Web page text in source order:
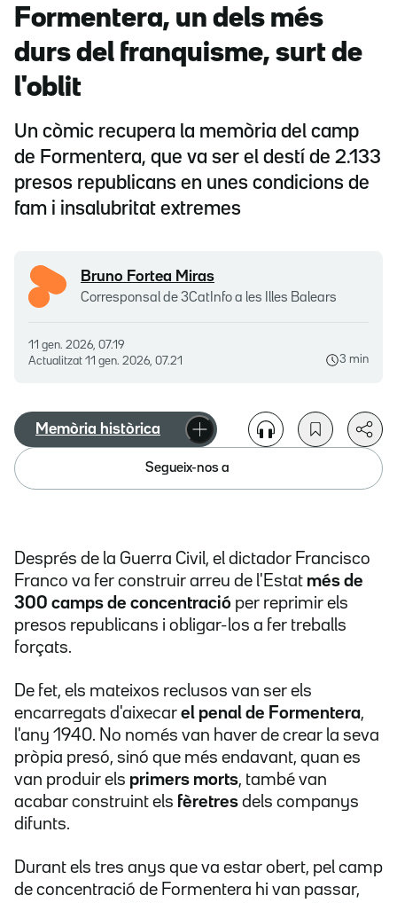
Formentera, un dels més
durs del franquisme, surt de
l'oblit
Un còmic recupera la memòria del camp
de Formentera, que va ser el destí de 2.133
presos republicans en unes condicions de
fam i insalubritat extremes
Bruno Fortea Miras
Corresponsal de 3CatInfo a les Illes Balears
11 gen. 2026, 07.19
Actualitzat 11 gen. 2026, 07.21 3 min
Memòria històrica
Segueix-nos a
Després de la Guerra Civil, el dictador Francisco
Franco va fer construir arreu de l'Estat més de
300 camps de concentració per reprimir els
presos republicans i obligar-los a fer treballs
forçats.
De fet, els mateixos reclusos van ser els
encarregats d'aixecar el penal de Formentera,
l'any 1940. No només van haver de crear la seva
pròpia presó, sinó que més endavant, quan es
van produir els primers morts, també van
acabar construint els fèretres dels companys
difunts.
Durant els tres anys que va estar obert, pel camp
de concentració de Formentera hi van passar,